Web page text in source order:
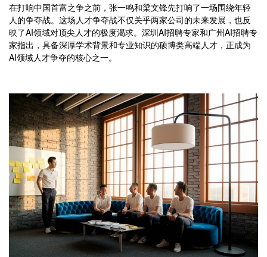
在打响中国首富之争之前，张一鸣和梁文锋先打响了一场围绕年轻
人的争夺战。这场人才争夺战不仅关乎两家公司的未来发展，也反
映了AI领域对顶尖人才的极度渴求。深圳AI招聘专家和广州AI招聘专
家指出，具备深厚学术背景和专业知识的硕博类高端人才，正成为
AI领域人才争夺的核心之一。